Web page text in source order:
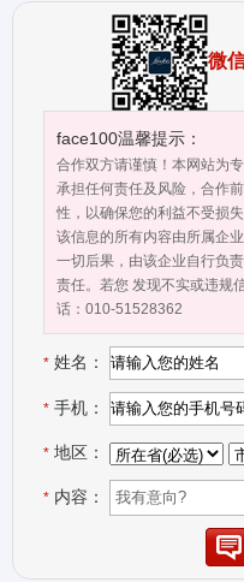
康养生、连锁经营、教育培训
专注于健康美丽事业的大型公
公司（主营贝罗娜和赫威尔、
际商学院等。安哥国际立志成
平台 企业文化： 安哥使命：
愿景：帮助客户成功 成就员
律 崇尚科学 珍爱生命 保证品
经营：成果导向 数字说话 安
乐观自信 爱与奉献 安哥团队
品德是一种美誉，也是一种
睿智创新的研发服务团队、
的商业模式、科学高效的管理
哥国际综合实力的五大体现。
差，挣钱是硬道理！是金子就
说逆市挡了你的财路，那么
团队精神，更强调你要赚到钱
微
face100温馨提示：
合作双方请谨慎！本网站为
承担任何责任及风险，合作
性，以确保您的利益不受损失
该信息的所有内容由所属企
一切后果，由该企业自行负
责任。若您 发现不实或违规
话：010-51528362
* 姓名：
* 手机：
* 地区：
* 内容：